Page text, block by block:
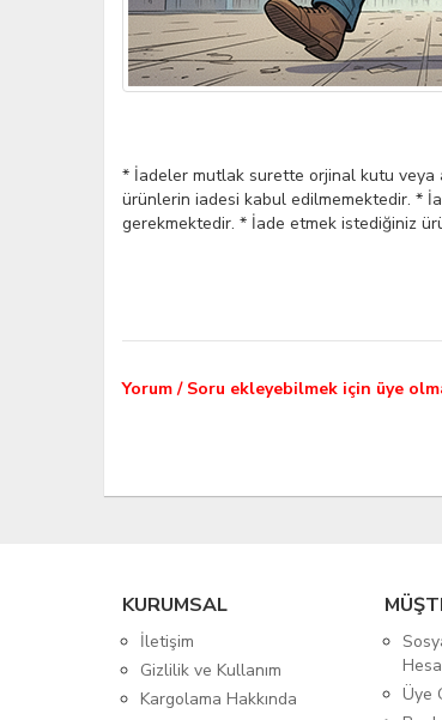
* İadeler mutlak surette orjinal kutu veya
ürünlerin iadesi kabul edilmemektedir. *
gerekmektedir. * İade etmek istediğiniz
Yorum / Soru ekleyebilmek için üye
KURUMSAL
İletişim
Gizlilik ve Kullanım
Kargolama Hakkında
Üye